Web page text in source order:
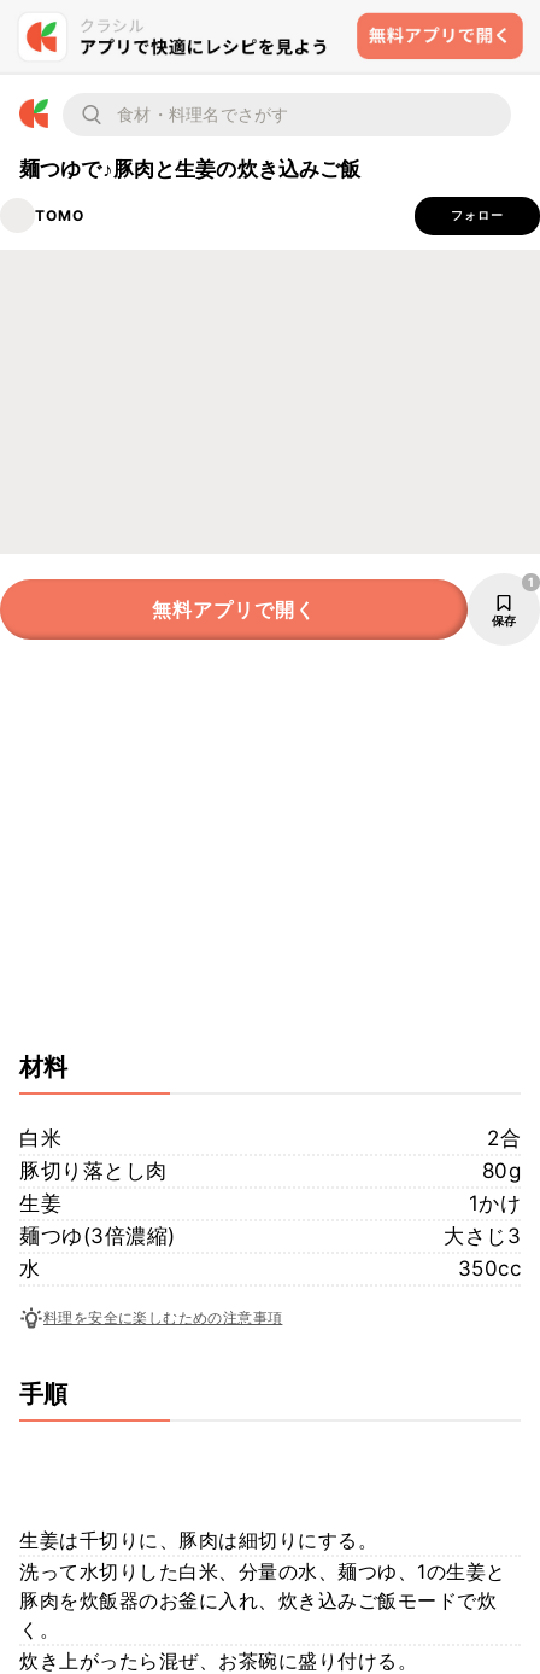
麺つゆで♪豚肉と生姜の炊き込みご飯
TOMO フォロー
無料アプリで開く 保存
1
材料
白米
2合
豚切り落とし肉
80g
生姜
1かけ
麺つゆ(3倍濃縮)
大さじ3
水
350cc
料理を安全に楽しむための注意事項
手順
生姜は千切りに、豚肉は細切りにする。
洗って水切りした白米、分量の水、麺つゆ、1の生姜と
豚肉を炊飯器のお釜に入れ、炊き込みご飯モードで炊
く。
炊き上がったら混ぜ、お茶碗に盛り付ける。